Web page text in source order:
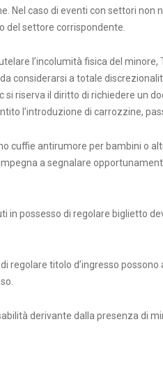
Nel caso di eventi con settori non
del settore corrispondente.
l’incolumità fisica del
considerarsi a totale
si riserva il diritto di richiedere un
l’introduzione di carrozzine,
cuffie antirumore per bambini o
a segnalare
in possesso di regolare biglietto
regolare titolo d’ingresso
derivante dalla presenza di